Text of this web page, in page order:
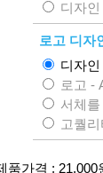
디자
로고 디자
디자
로고 -
서체
고퀄
품가격 : 21,000